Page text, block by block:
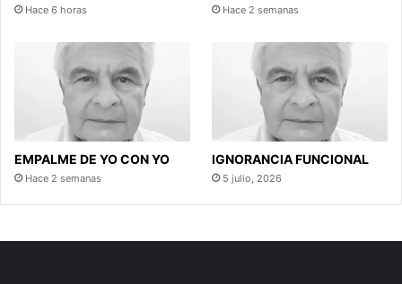
Hace 6 horas Hace 2 semanas
EMPALME DE YO CON YO
Hace 2 semanas
IGNORANCIA FUNCIONAL
5 julio, 2026